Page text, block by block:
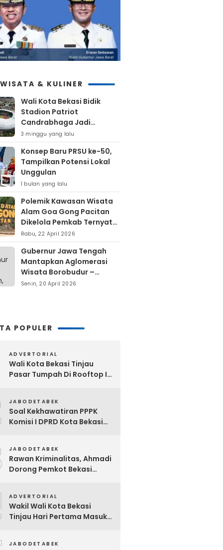
& KULINER
Wali Kota Bekasi Bidik
Stadion Patriot
Candrabhaga Jadi
Kawasan Sport City Dan
Sport Tourism
3 minggu yang lalu
Konsep Baru PRSU ke-50,
Tampilkan Potensi Lokal
Unggulan
1 bulan yang lalu
Polemik Kawasan Wisata
Alam Goa Gong Pacitan
Dikelola Pemkab Ternyata
Berdiri Di Atas Lahan Milik
Warga
Rabu, 22 April 2026
Gubernur Jawa Tengah
Mantapkan Aglomerasi
Wisata Borobudur –
Kopeng – Rawa Pening
Senin, 20 April 2026
POPULER
ADVERTORIAL
Wali Kota Bekasi Tinjau
Pasar Tumpah Di Rooftop I
Disiapkan Bertahap
JABODETABEK
Soal Kekhawatiran PPPK
Komisi I DPRD Kota Bekasi
JABODETABEK
Rawan Kriminalitas, Ahmadi
Dorong Pemkot Bekasi
ADVERTORIAL
Wakil Wali Kota Bekasi
Tinjau Hari Pertama Masuk
Ajaran Baru 2026
JABODETABEK